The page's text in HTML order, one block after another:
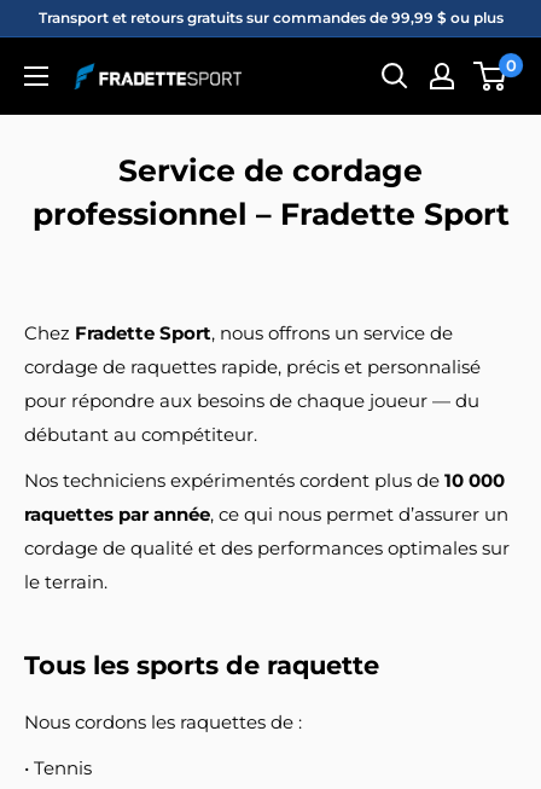
Passer
contenu
Transport et retours gratuits sur commandes de 99,99 $ ou plus
Fradette
sport
0
Service de cordage
professionnel – Fradette Sport
Chez Fradette Sport, nous offrons un service de
cordage de raquettes rapide, précis et personnalisé
pour répondre aux besoins de chaque joueur — du
débutant au compétiteur.
Nos techniciens expérimentés cordent plus de 10 000
raquettes par année, ce qui nous permet d’assurer un
cordage de qualité et des performances optimales sur
le terrain.
Tous les sports de raquette
Nous cordons les raquettes de :
• Tennis